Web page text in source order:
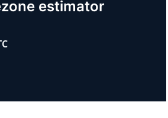
estimator